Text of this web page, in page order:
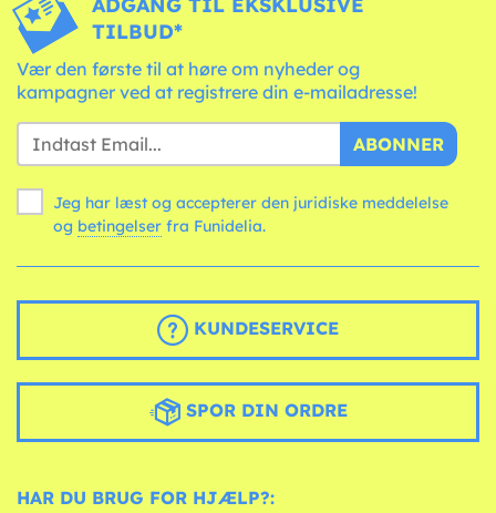
TILBUD*
Vær den første til at høre om nyheder og
kampagner ved at registrere din e-mailadresse!
ABONNER
Jeg har læst og accepterer den juridiske meddelelse
og betingelser fra Funidelia.
KUNDESERVICE
SPOR DIN ORDRE
HAR DU BRUG FOR HJÆLP?: